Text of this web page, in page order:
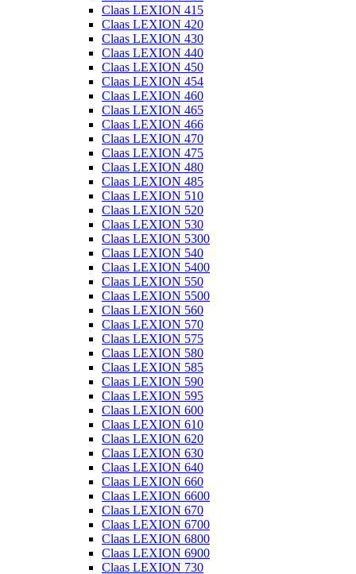
Claas LEXION 415
Claas LEXION 420
Claas LEXION 430
Claas LEXION 440
Claas LEXION 450
Claas LEXION 454
Claas LEXION 460
Claas LEXION 465
Claas LEXION 466
Claas LEXION 470
Claas LEXION 475
Claas LEXION 480
Claas LEXION 485
Claas LEXION 510
Claas LEXION 520
Claas LEXION 530
Claas LEXION 5300
Claas LEXION 540
Claas LEXION 5400
Claas LEXION 550
Claas LEXION 5500
Claas LEXION 560
Claas LEXION 570
Claas LEXION 575
Claas LEXION 580
Claas LEXION 585
Claas LEXION 590
Claas LEXION 595
Claas LEXION 600
Claas LEXION 610
Claas LEXION 620
Claas LEXION 630
Claas LEXION 640
Claas LEXION 660
Claas LEXION 6600
Claas LEXION 670
Claas LEXION 6700
Claas LEXION 6800
Claas LEXION 6900
Claas LEXION 730